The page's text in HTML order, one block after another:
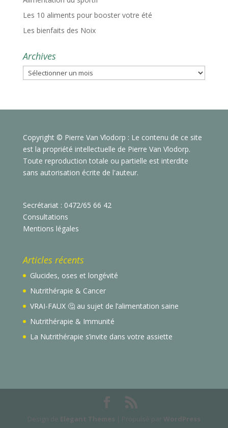
Les 10 aliments pour booster votre été
Les bienfaits des Noix
Archives
Archives
Copyright © Pierre Van Vlodorp : Le contenu de ce site
est la propriété intellectuelle de Pierre Van Vlodorp.
Toute reproduction totale ou partielle est interdite
sans autorisation écrite de l'auteur.
Secrétariat : 0472/65 66 42
Consultations
Mentions légales
Articles récents
Glucides, oses et longévité
Nutrithérapie & Cancer
VRAI-FAUX 🤔 au sujet de l’alimentation saine
Nutrithérapie & Immunité
La Nutrithérapie s’invite dans votre assiette
Design de Elegant Themes | Propulsé par WordPress